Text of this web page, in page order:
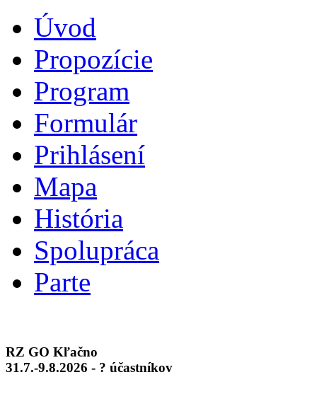
Úvod
Propozície
Program
Formulár
Prihlásení
Mapa
História
Spolupráca
Parte
RZ GO Kľačno
31.7.-9.8.2026 - ? účastníkov